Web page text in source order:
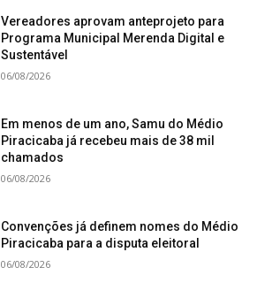
Vereadores aprovam anteprojeto para
Programa Municipal Merenda Digital e
Sustentável
06/08/2026
Em menos de um ano, Samu do Médio
Piracicaba já recebeu mais de 38 mil
chamados
06/08/2026
Convenções já definem nomes do Médio
Piracicaba para a disputa eleitoral
06/08/2026